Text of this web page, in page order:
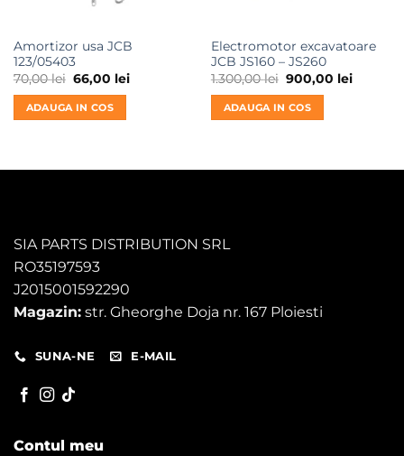
Amortizor usa JCB
123/05403
70,00lei Prețul
inițial
a
fost:
70,00 lei.
66,00 leiPrețul
ADAUGA IN COS
Electromotor excavatoare
JCB JS160 – JS260
1.300,00lei Prețul
inițial
a
fost:
1.300,00 lei.
900,00 leiPrețul
ADAUGA IN COS
SIA PARTS DISTRIBUTION SRL
RO35197593
J2015001592290
Magazin: str. Gheorghe Doja nr. 167 Ploiesti
SUNA-NE E-MAIL
Contul meu